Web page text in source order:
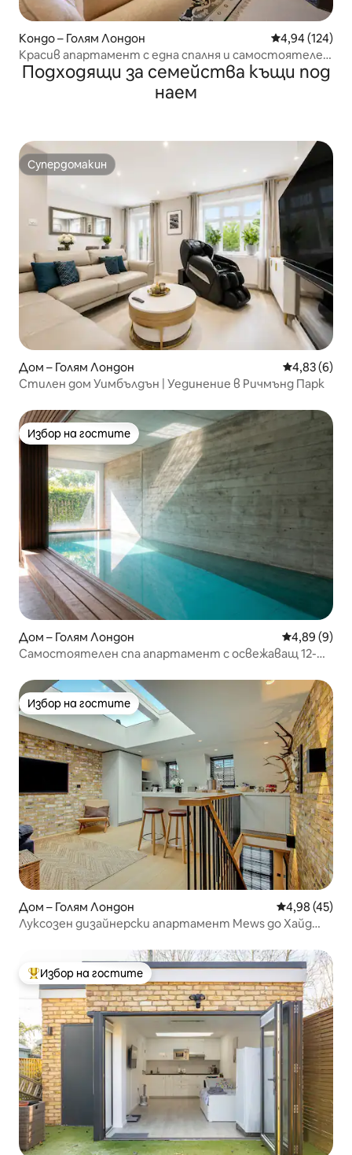
Кондо – Голям Лондон Средна
4,94 (124)
Красив апартамент с една спалня и самостоятелен
балкон
Подходящи за семейства къщи под
наем
Супердомакин
Супердомакин
Дом – Голям Лондон Средна
4,83 (6)
Стилен дом Уимбълдън | Уединение в Ричмънд Парк
Избор на гостите
Избор на гостите
Дом – Голям Лондон Средна
4,89 (9)
Самостоятелен спа апартамент с освежаващ 12-
Избор на гостите
Избор на гостите
Дом – Голям Лондон Средна
4,98 (45)
Луксозен дизайнерски апартамент Mews до Хайд
Най-популярен избор на гостите
Избор на гостите